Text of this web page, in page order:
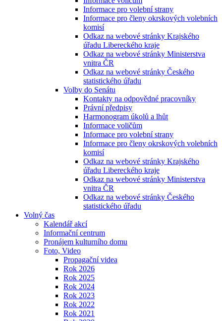
Informace pro volební strany
Informace pro členy okrskových volebních
komisí
Odkaz na webové stránky Krajského
úřadu Libereckého kraje
Odkaz na webové stránky Ministerstva
vnitra ČR
Odkaz na webové stránky Českého
statistického úřadu
Volby do Senátu
Kontakty na odpovědné pracovníky
Právní předpisy
Harmonogram úkolů a lhůt
Informace voličům
Informace pro volební strany
Informace pro členy okrskových volebních
komisí
Odkaz na webové stránky Krajského
úřadu Libereckého kraje
Odkaz na webové stránky Ministerstva
vnitra ČR
Odkaz na webové stránky Českého
statistického úřadu
Volný čas
Kalendář akcí
Informační centrum
Pronájem kulturního domu
Foto, Video
Propagační videa
Rok 2026
Rok 2025
Rok 2024
Rok 2023
Rok 2022
Rok 2021